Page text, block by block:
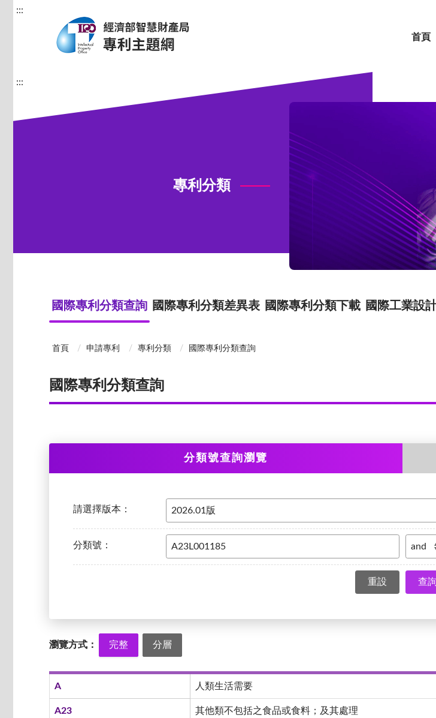
:::
首頁
:::
專利分類
國際專利分類查詢 國際專利分類差異表 國際專利分類下載 國際工業設
首頁 申請專利 專利分類 國際專利分類查詢
國際專利分類查詢
分類號查詢瀏覽
請選擇版本：
分類號：
查詢
瀏覽方式： 完整 分層
A 人類生活需要
A23 其他類不包括之食品或食料；及其處理